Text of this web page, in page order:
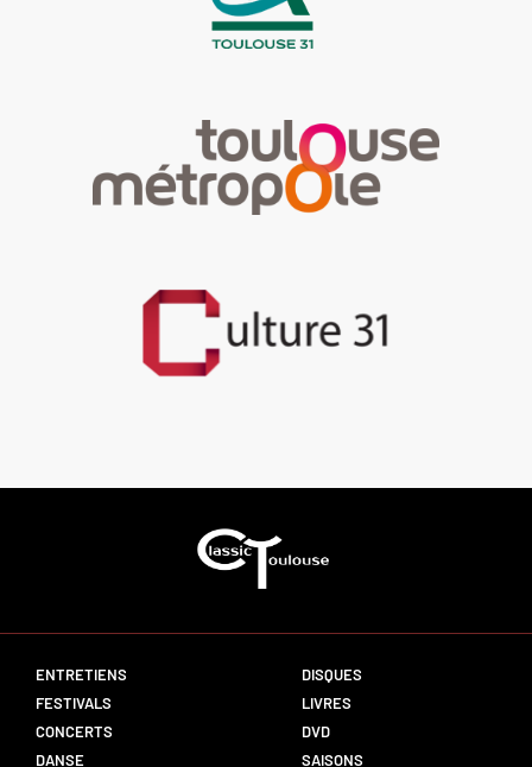
ENTRETIENS
FESTIVALS
CONCERTS
DANSE
DISQUES
LIVRES
DVD
SAISONS